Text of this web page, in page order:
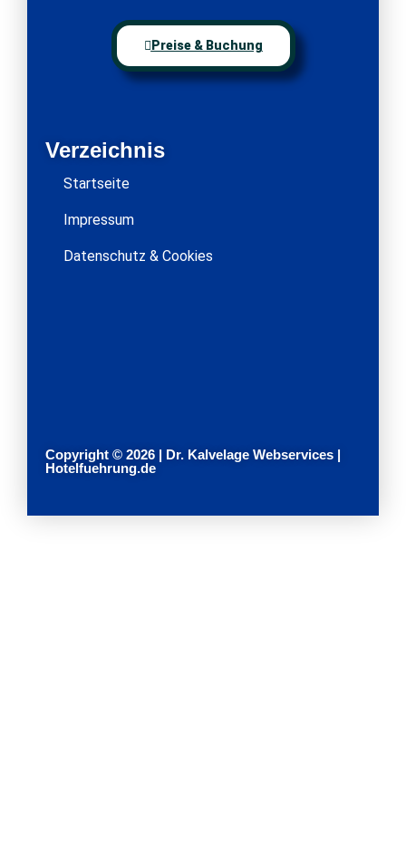
Preise & Buchung
Verzeichnis
Startseite
Impressum
Datenschutz & Cookies
Copyright © 2026 | Dr. Kalvelage Webservices |
Hotelfuehrung.de